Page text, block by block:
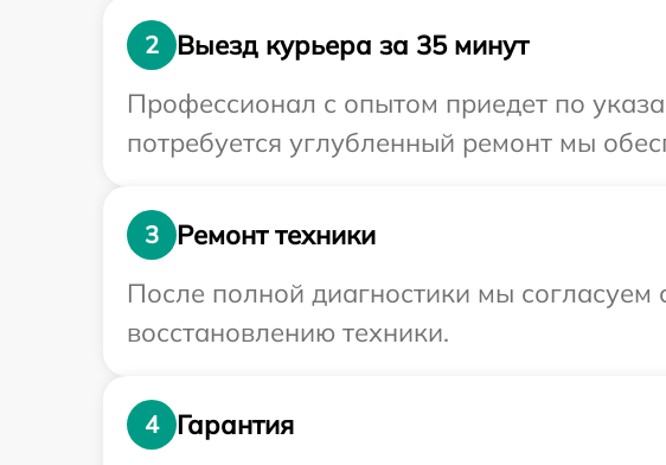
2
Выезд курьера за 35 минут
Профессионал с опытом приедет по
потребуется углубленный ремонт мы
3
Ремонт техники
После полной диагностики мы
восстановлению техники.
4
Гарантия